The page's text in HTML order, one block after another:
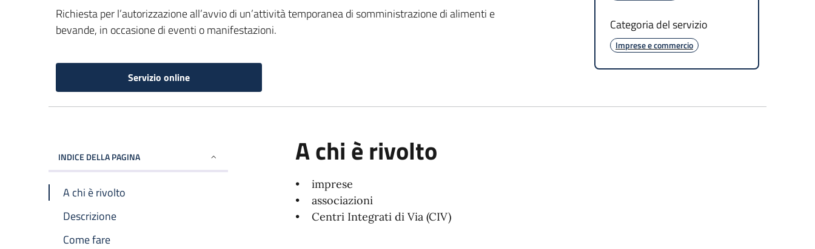
Richiesta per l’autorizzazione all’avvio di un’attività temporanea di somministrazione di alimenti e
bevande, in occasione di eventi o manifestazioni.
Servizio online
Categoria del servizio
Imprese e commercio
INDICE DELLA PAGINA
A chi è rivolto
Descrizione
Come fare
A chi è rivolto
• imprese
• associazioni
• Centri Integrati di Via (CIV)